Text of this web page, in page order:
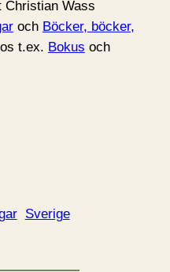
Christian Wass
och Böcker, böcker,
t.ex. Bokus och
Sverige